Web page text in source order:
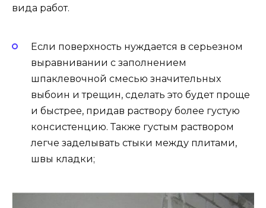
вида работ.
Если поверхность нуждается в серьезном
выравнивании с заполнением
шпаклевочной смесью значительных
выбоин и трещин, сделать это будет проще
и быстрее, придав раствору более густую
консистенцию. Также густым раствором
легче заделывать стыки между плитами,
швы кладки;